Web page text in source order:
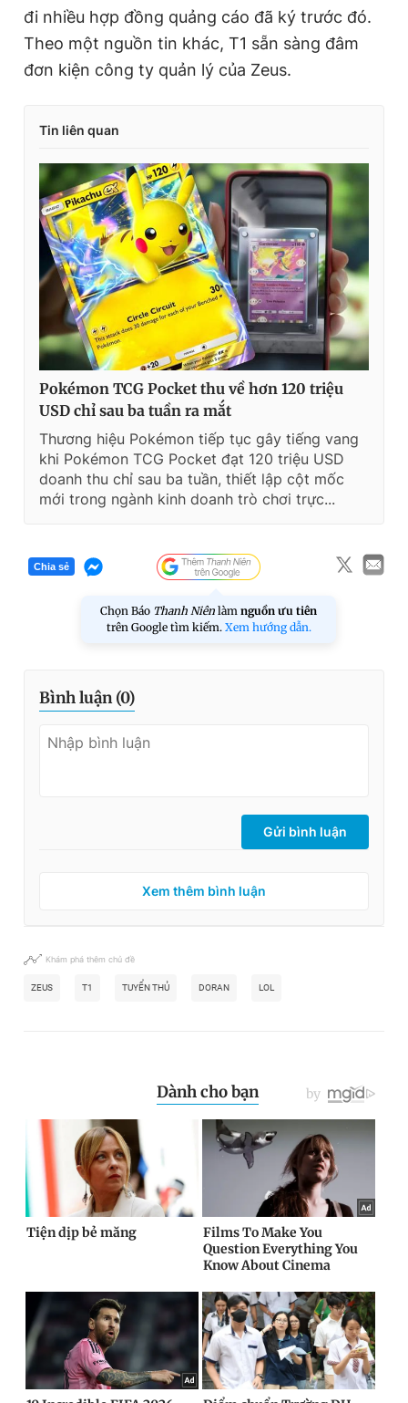
đi nhiều hợp đồng quảng cáo đã ký trước đó.
Theo một nguồn tin khác, T1 sẵn sàng đâm
đơn kiện công ty quản lý của Zeus.
Tin liên quan
Pokémon TCG Pocket thu về hơn 120 triệu
USD chỉ sau ba tuần ra mắt
Thương hiệu Pokémon tiếp tục gây tiếng vang
khi Pokémon TCG Pocket đạt 120 triệu USD
doanh thu chỉ sau ba tuần, thiết lập cột mốc
mới trong ngành kinh doanh trò chơi trực...
Chia sẻ
Chọn Báo Thanh Niên làm nguồn ưu tiên
trên Google tìm kiếm. Xem hướng dẫn.
Bình luận (0)
Gửi bình luận
Xem thêm bình luận
Khám phá thêm chủ đề
ZEUS T1 TUYỂN THỦ DORAN LOL